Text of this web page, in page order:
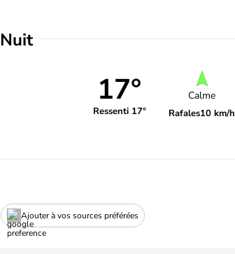
Nuit
17°
Ressenti 17°
Calme
Rafales10 km/h
Ajouter à vos sources préférées